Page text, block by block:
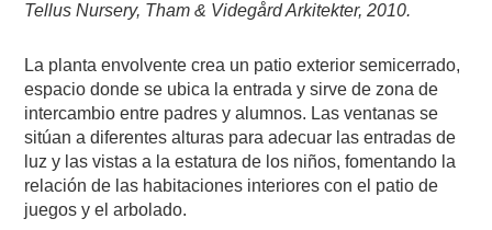
Tellus Nursery, Tham & Videgård Arkitekter, 2010.
La planta envolvente crea un patio exterior semicerrado,
espacio donde se ubica la entrada y sirve de zona de
intercambio entre padres y alumnos. Las ventanas se
sitúan a diferentes alturas para adecuar las entradas de
luz y las vistas a la estatura de los niños, fomentando la
relación de las habitaciones interiores con el patio de
juegos y el arbolado.